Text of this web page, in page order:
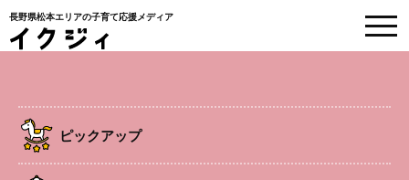
長野県松本エリアの子育て応援メディア
ピックアップ
EVENT
HOME